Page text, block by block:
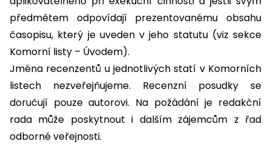
předmětem odpovídají prezentovanému obsahu
časopisu, který je uveden v jeho statutu (viz sekce
Komorní listy – Úvodem).
Jména recenzentů u jednotlivých statí v Komorních
listech nezveřejňujeme. Recenzní posudky se
doručují pouze autorovi. Na požádání je redakční
rada může poskytnout i dalším zájemcům z řad
odborné veřejnosti.